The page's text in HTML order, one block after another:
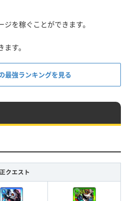
を稼ぐことができます。
す。
最強ランキングを見る
クエスト